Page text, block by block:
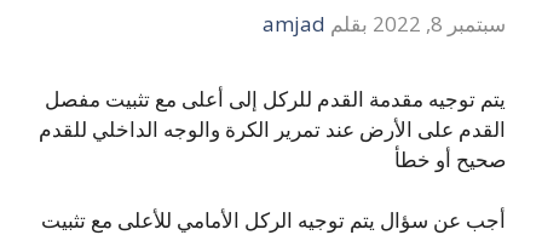
سبتمبر 8, 2022 بقلم amjad
يتم توجيه مقدمة القدم للركل إلى أعلى مع تثبيت مفصل
القدم على الأرض عند تمرير الكرة والوجه الداخلي للقدم
صحيح أو خطأ
أجب عن سؤال يتم توجيه الركل الأمامي للأعلى مع تثبيت